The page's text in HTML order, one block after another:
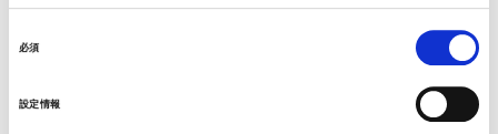
必須
設定情報人工肩関節について